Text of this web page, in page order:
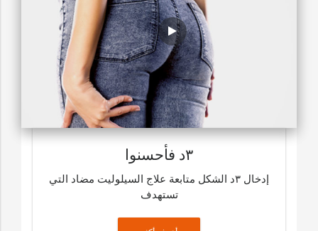
٣د فأحسنوا
إدخال ٣د الشكل متابعة علاج السيلوليت مضاد التي
تستهدف